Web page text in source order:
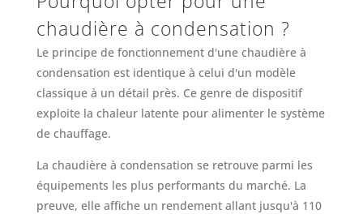
chaudière à condensation ?
Le principe de fonctionnement d'une chaudière à
condensation est identique à celui d'un modèle
classique à un détail près. Ce genre de dispositif
exploite la chaleur latente pour alimenter le système
de chauffage.
La chaudière à condensation se retrouve parmi les
équipements les plus performants du marché. La
preuve, elle affiche un rendement allant jusqu'à 110